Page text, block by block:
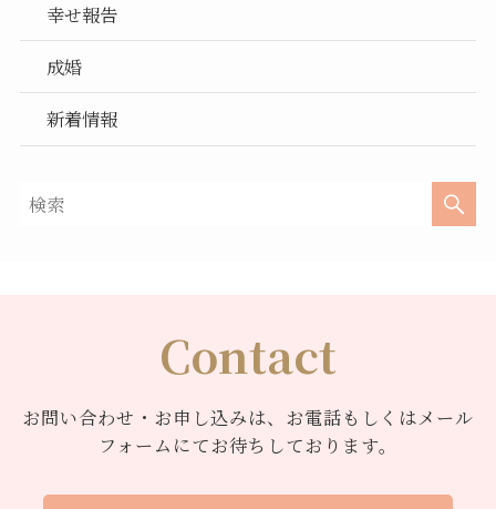
幸せ報告
成婚
新着情報
Contact
お問い合わせ・お申し込みは、お電話もしくはメール
フォームにてお待ちしております。